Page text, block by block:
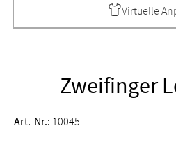
Virtuelle
Zweifinger
Art.-Nr.: 10045